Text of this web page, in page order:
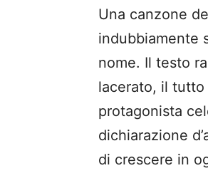
Una canzone
indubbiamente
nome. Il testo
lacerato, il
protagonista
dichiarazione
di crescere in